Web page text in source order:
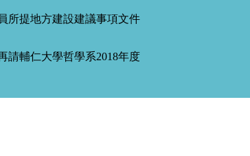
所提地方建設建議事項文件
請輔仁大學哲學系2018年度